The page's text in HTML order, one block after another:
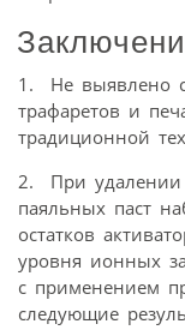
1. Не выявлено
трафаретов и
традиционной
2. При удалении
паяльных паст
остатков
уровня ионных
с применением
следующие